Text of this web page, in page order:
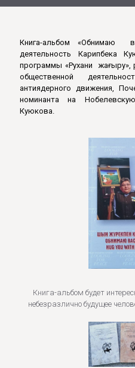
Книга-альбом «Обнимаю
деятельность Карипбека
программы «Рухани
общественной
антиядерного движения,
номинанта на
Куюкова.
Книга-альбом будет
небезразлично будущее